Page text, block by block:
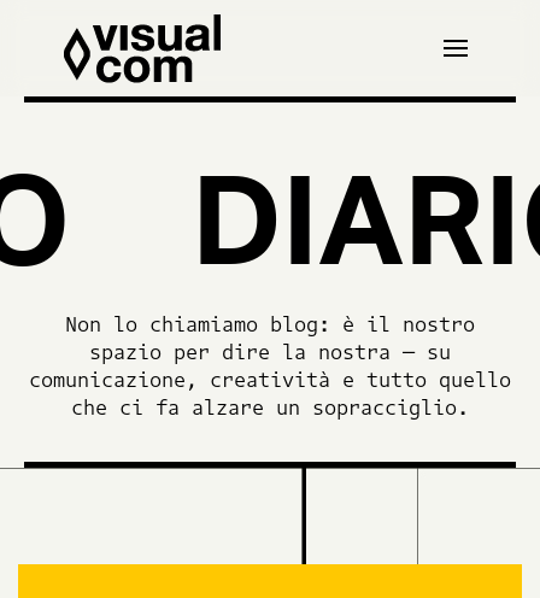
Non lo chiamiamo blog: è il nostro
spazio per dire la nostra — su
comunicazione, creatività e tutto quello
che ci fa alzare un sopracciglio.